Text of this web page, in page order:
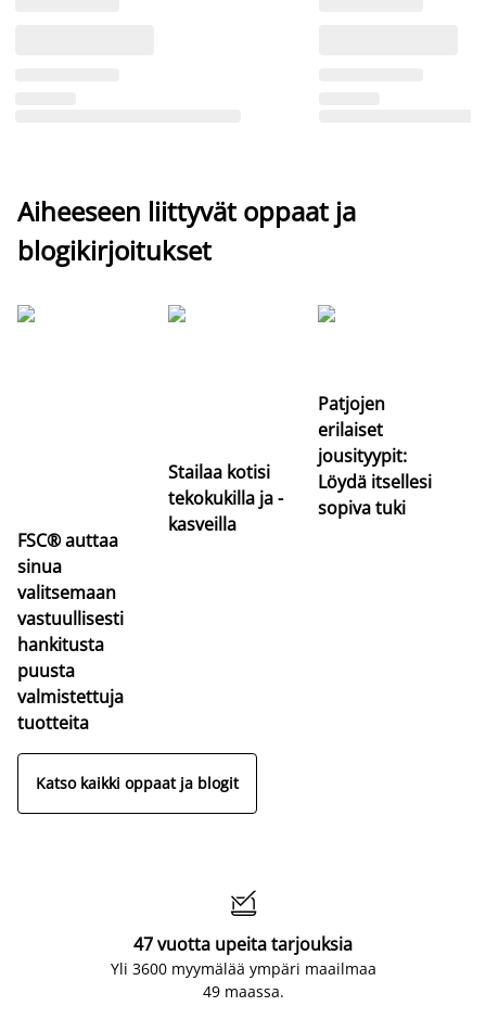
Aiheeseen liittyvät oppaat ja
blogikirjoitukset
FSC® auttaa
sinua
valitsemaan
vastuullisesti
hankitusta
puusta
valmistettuja
tuotteita
Stailaa kotisi
tekokukilla ja -
kasveilla
Patjojen
erilaiset
jousityypit:
Löydä itsellesi
sopiva tuki
Katso kaikki oppaat ja blogit

47 vuotta upeita tarjouksia
Yli 3600 myymälää ympäri maailmaa
49 maassa.